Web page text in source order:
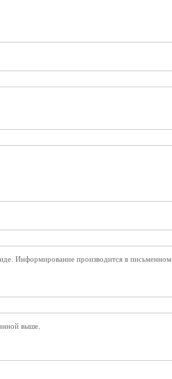
Информирование производится в
выше.